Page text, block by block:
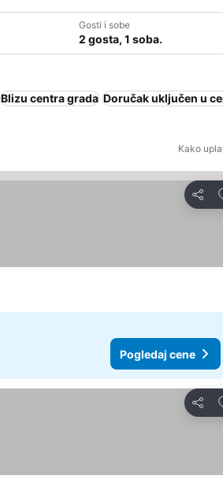
Gosti i sobe
2 gosta, 1 soba.
Blizu centra grada Doručak uključen u
Kako
Deli
Pogledaj cene
Deli